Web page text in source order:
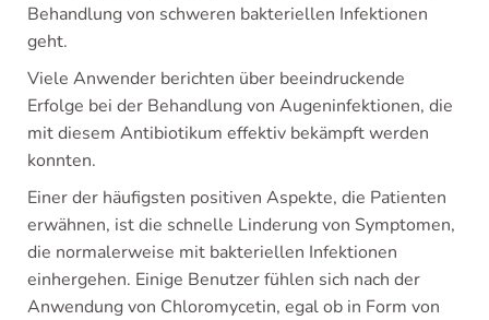
Behandlung von schweren bakteriellen Infektionen
geht.
Viele Anwender berichten über beeindruckende
Erfolge bei der Behandlung von Augeninfektionen, die
mit diesem Antibiotikum effektiv bekämpft werden
konnten.
Einer der häufigsten positiven Aspekte, die Patienten
erwähnen, ist die schnelle Linderung von Symptomen,
die normalerweise mit bakteriellen Infektionen
einhergehen. Einige Benutzer fühlen sich nach der
Anwendung von Chloromycetin, egal ob in Form von